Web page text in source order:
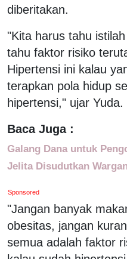
diberitakan.
"Kita harus tahu
tahu faktor risiko
Hipertensi ini kalau
terapkan pola hidup
hipertensi," ujar Yuda.
Baca Juga :
Galang Dana untuk
Jelita Disudutkan
Sponsored
"Jangan banyak
obesitas, jangan
semua adalah faktor